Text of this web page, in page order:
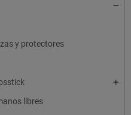
y protectores
libres